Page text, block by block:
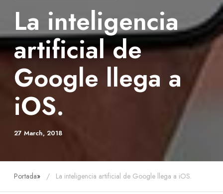
La inteligencia
artificial de
Google llega a
iOS.
27 March, 2018
Portada» La inteligencia artificial de Google llega a iOS.